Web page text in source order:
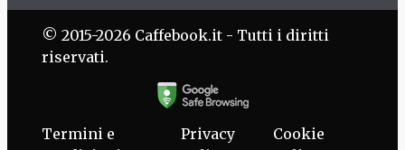
© 2015-2026 Caffebook.it - Tutti i diritti
riservati.
Termini e
Privacy
Cookie